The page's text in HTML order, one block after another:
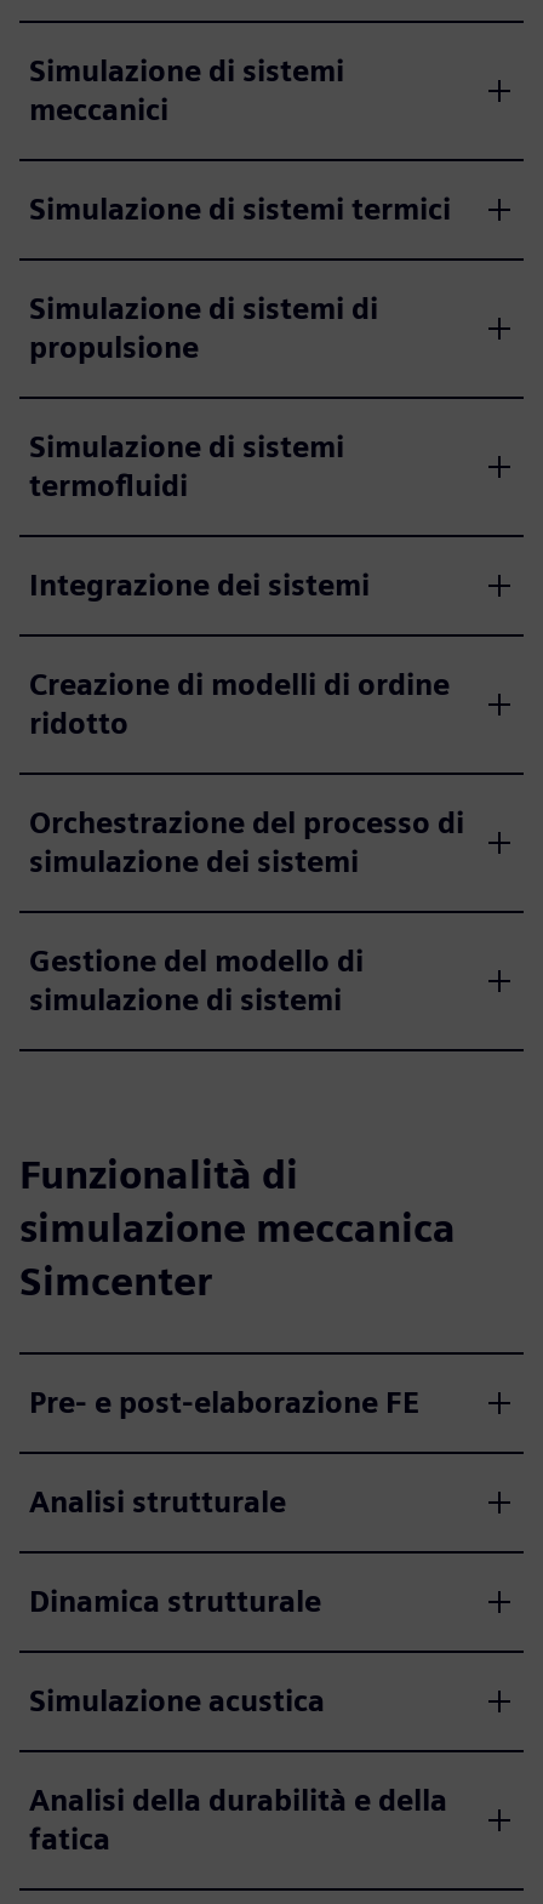
Simulazione di sistemi
meccanici
Simulazione di sistemi termici
Simulazione di sistemi di
propulsione
Simulazione di sistemi
termofluidi
Integrazione dei sistemi
Creazione di modelli di ordine
ridotto
Orchestrazione del processo di
simulazione dei sistemi
Gestione del modello di
simulazione di sistemi
Funzionalità di
simulazione meccanica
Simcenter
Pre- e post-elaborazione FE
Analisi strutturale
Dinamica strutturale
Simulazione acustica
Analisi della durabilità e della
fatica